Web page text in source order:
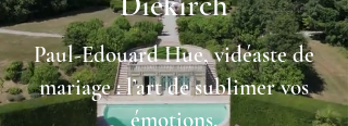
Paul-Edouard Hue, vidéaste de
mariage : l’art de sublimer vos
émotions.